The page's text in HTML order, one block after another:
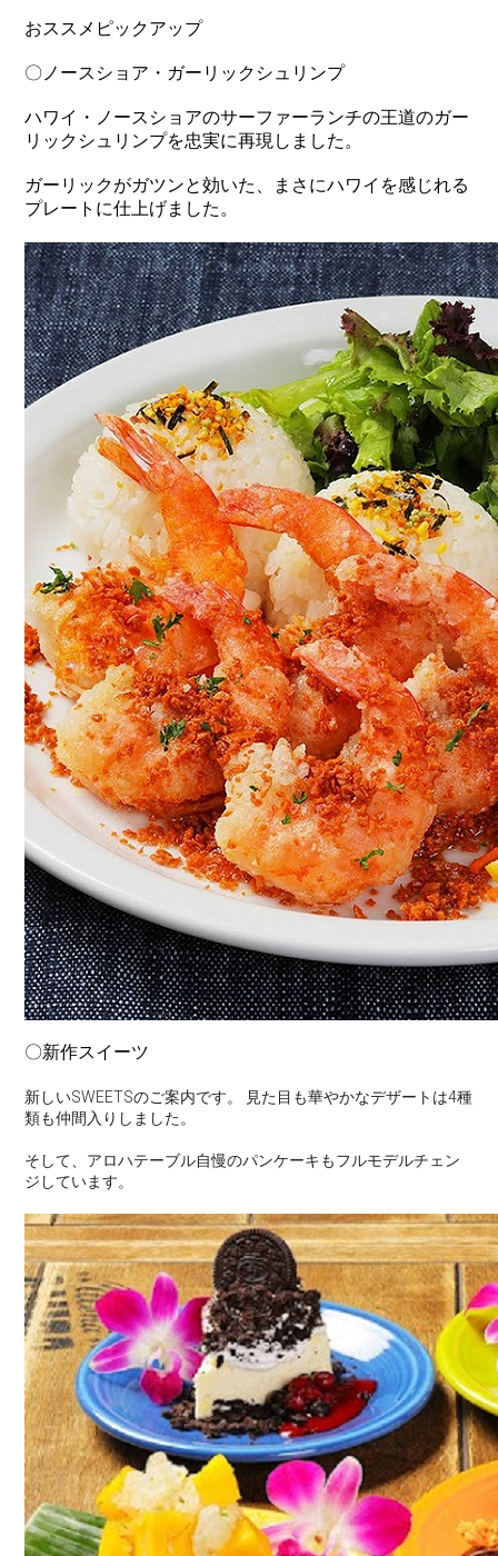
おススメピックアップ
〇ノースショア・ガーリックシュリンプ
ハワイ・ノースショアのサーファーランチの王道のガー
リックシュリンプを忠実に再現しました。
ガーリックがガツンと効いた、まさにハワイを感じれる
プレートに仕上げました。
〇新作スイーツ
新しいSWEETSのご案内です。 見た目も華やかなデザートは4種
類も仲間入りしました。
そして、アロハテーブル自慢のパンケーキもフルモデルチェン
ジしています。